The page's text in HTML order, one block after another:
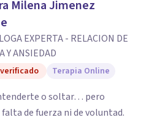
Milena Jimenez
EXPERTA - RELACION DE
Y ANSIEDAD
Terapia Online
o soltar… pero
de fuerza ni de voluntad.